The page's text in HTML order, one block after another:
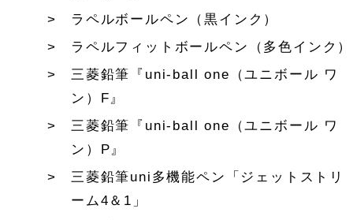
ラペルボールペン（黒インク）
ラペルフィットボールペン（多色インク）
三菱鉛筆『uni-ball one（ユニボール ワ
ン）F』
三菱鉛筆『uni-ball one（ユニボール ワ
ン）P』
三菱鉛筆uni多機能ペン「ジェットストリ
ーム4＆1」